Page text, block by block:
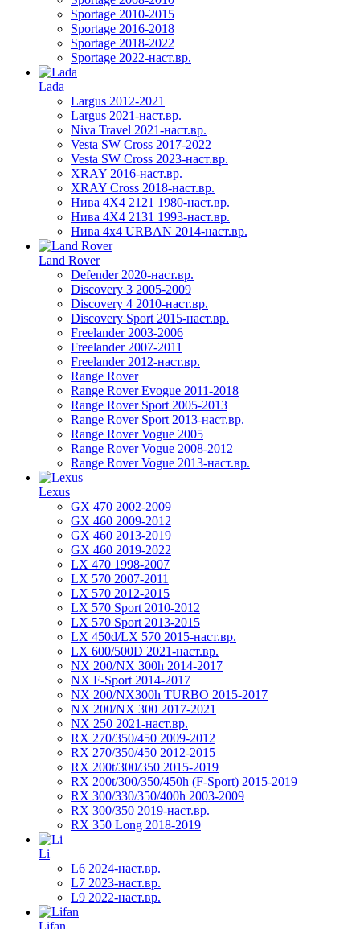
Sportage 2010-2015
Sportage 2016-2018
Sportage 2018-2022
Sportage 2022-наст.вр.
Lada
Largus 2012-2021
Largus 2021-наст.вр.
Niva Travel 2021-наст.вр.
Vesta SW Cross 2017-2022
Vesta SW Cross 2023-наст.вр.
XRAY 2016-наст.вр.
XRAY Cross 2018-наст.вр.
Нива 4X4 2121 1980-наст.вр.
Нива 4X4 2131 1993-наст.вр.
Нива 4х4 URBAN 2014-наст.вр.
Land Rover
Defender 2020-наст.вр.
Discovery 3 2005-2009
Discovery 4 2010-наст.вр.
Discovery Sport 2015-наст.вр.
Freelander 2003-2006
Freelander 2007-2011
Freelander 2012-наст.вр.
Range Rover
Range Rover Evogue 2011-2018
Range Rover Sport 2005-2013
Range Rover Sport 2013-наст.вр.
Range Rover Vogue 2005
Range Rover Vogue 2008-2012
Range Rover Vogue 2013-наст.вр.
Lexus
GX 470 2002-2009
GX 460 2009-2012
GX 460 2013-2019
GX 460 2019-2022
LX 470 1998-2007
LX 570 2007-2011
LX 570 2012-2015
LX 570 Sport 2010-2012
LX 570 Sport 2013-2015
LX 450d/LX 570 2015-наст.вр.
LX 600/500D 2021-наст.вр.
NX 200/NX 300h 2014-2017
NX F-Sport 2014-2017
NX 200/NX300h TURBO 2015-2017
NX 200/NX 300 2017-2021
NX 250 2021-наст.вр.
RX 270/350/450 2009-2012
RX 270/350/450 2012-2015
RX 200t/300/350 2015-2019
RX 200t/300/350/450h (F-Sport) 2015-2019
RX 300/330/350/400h 2003-2009
RX 300/350 2019-наст.вр.
RX 350 Long 2018-2019
Li
L6 2024-наст.вр.
L7 2023-наст.вр.
L9 2022-наст.вр.
Lifan